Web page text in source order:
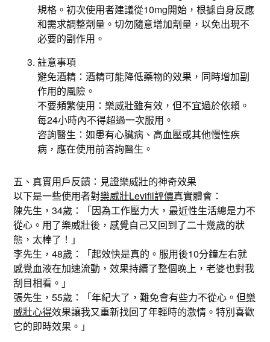
規格。初次使用者建議從10mg開始，根據自身反應
和需求調整劑量。切勿隨意增加劑量，以免出現不
必要的副作用。
註意事項
避免酒精：酒精可能降低藥物的效果，同時增加副
作用的風險。
不要頻繁使用：樂威壯雖有效，但不宜過於依賴。
每24小時內不得超過一次服用。
咨詢醫生：如患有心臟病、高血壓或其他慢性疾
病，應在使用前咨詢醫生。
五、真實用戶反饋：見證樂威壯的神奇效果
以下是一些使用者對樂威壯Levifil評價真實體會：
陳先生，34歲：「因為工作壓力大，最近性生活總是力不
從心。用了樂威壯後，感覺自己又回到了二十幾歲的狀
態，太棒了！」
李先生，48歲：「起效快是真的。服用後10分鐘左右就
感覺血液在加速流動，效果持續了整個晚上，老婆也對我
刮目相看。」
張先生，55歲：「年紀大了，難免會有些力不從心。但樂
威壯心得效果讓我又重新找回了年輕時的激情。特別喜歡
它的即時效果。」